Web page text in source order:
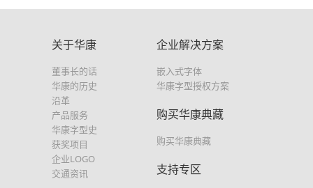
关于华康
董事长的话
华康的历史
沿革
产品服务
华康字型史
获奖项目
企业LOGO
交通资讯
企业解决方案
嵌入式字体
华康字型授权方案
购买华康典藏
购买华康典藏
支持专区